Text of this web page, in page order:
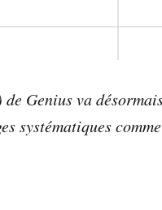
Genius va
systématiques